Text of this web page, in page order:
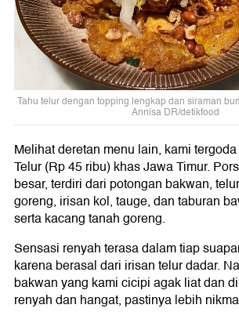
Tahu telur dengan topping lengkap dan siraman
Annisa DR/detikfood
Melihat deretan menu lain, kami
Telur (Rp 45 ribu) khas Jawa Timur.
besar, terdiri dari potongan bakwan,
goreng, irisan kol, tauge, dan taburan
serta kacang tanah goreng.
Sensasi renyah terasa dalam tiap
karena berasal dari irisan telur dadar.
bakwan yang kami cicipi agak liat dan
renyah dan hangat, pastinya lebih